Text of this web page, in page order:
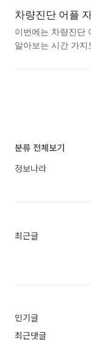
플로 검색했을때 가
면 따라오세요. 1.
폰 스캔어플 어플
스캔하고 관리할
문서를 카메라로 촬
차량진단 어플
이번에는 차량진단
알아보는 시간 가
스토어에서 차량진
ELM OBD2 어플
어에서 "차량진단"
분류 전체보기
정보나라
최근글
인기글
최근댓글